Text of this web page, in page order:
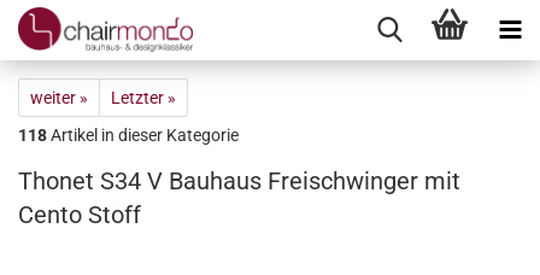
weiter »
Letzter »
118Artikel in dieser Kategorie
Thonet S34 V Bauhaus Freischwinger mit
Cento Stoff